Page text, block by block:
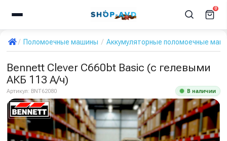
0
Поломоечные машины Аккумуляторные поломоечные
Bennett Clever C660bt Basic (с гелевыми
АКБ 113 А/ч)
Артикул: BNT62080 В наличии